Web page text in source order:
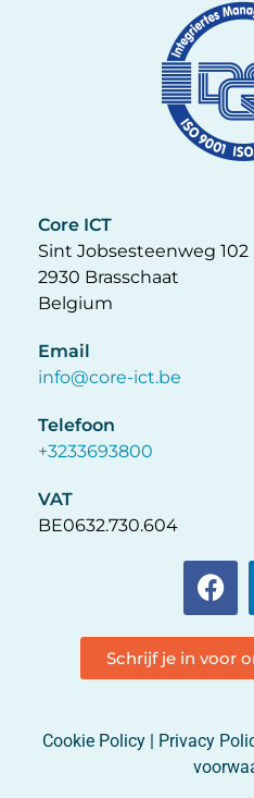
Core ICT
Sint Jobsesteenweg 102
2930 Brasschaat
Belgium
Email
info@core-ict.be
Telefoon
+3233693800
VAT
BE0632.730.604
Schrijf je in voor
Cookie Policy | Privacy